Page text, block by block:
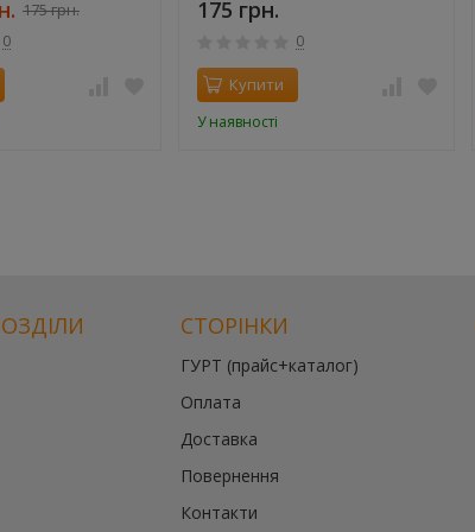
175 грн.
0
175 грн.
0
Купити
У наявності
СТОРІНКИ
ГУРТ (прайс+каталог)
Оплата
Доставка
Повернення
Контакти